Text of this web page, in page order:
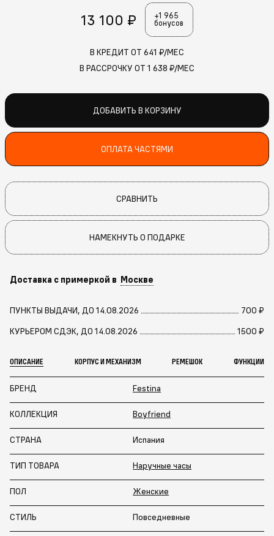
13 100 ₽
+1 965
бонусов
В КРЕДИТ ОТ 641 ₽/МЕС
В РАССРОЧКУ ОТ 1 638 ₽/МЕС
ДОБАВИТЬ В КОРЗИНУ
ОПЛАТА ЧАСТЯМИ
СРАВНИТЬ
НАМЕКНУТЬ О ПОДАРКЕ
Доставка с примеркой в Москве
ПУНКТЫ ВЫДАЧИ, ДО 14.08.2026
700 ₽
КУРЬЕРОМ СДЭК, ДО 14.08.2026
1500 ₽
ОПИСАНИЕ КОРПУС И МЕХАНИЗМ РЕМЕШОК ФУНКЦИИ
БРЕНД Festina
КОЛЛЕКЦИЯ Boyfriend
СТРАНА Испания
ТИП ТОВАРА Наручные часы
ПОЛ Женские
СТИЛЬ Повседневные